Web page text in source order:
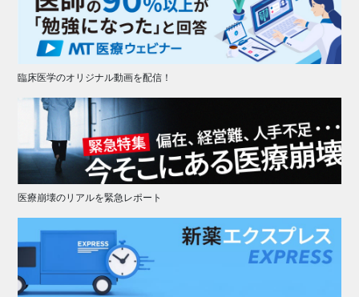
臨床医学のオリジナル動画を配信！
医療崩壊のリアルを緊急レポート